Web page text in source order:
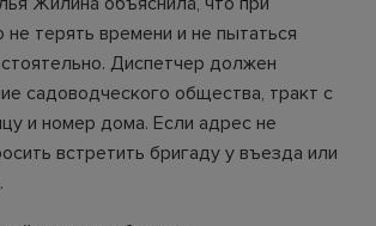
не терять времени и не пытаться
Диспетчер должен
садоводческого общества, тракт с
и номер дома. Если адрес не
встретить бригаду у въезда или